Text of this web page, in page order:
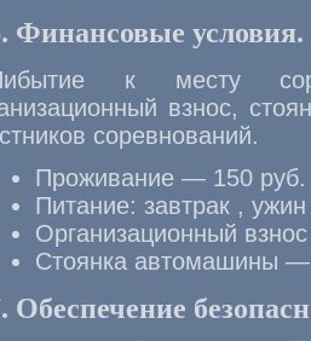
Финансовые условия.
к месту
взнос,
соревнований.
Проживание — 150 руб.
Питание: завтрак ,
Организационный
Стоянка автомашины
Обеспечение